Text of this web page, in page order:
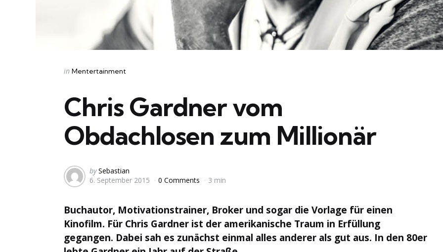
Categories
Posted
in Mentertainment
Chris Gardner vom
Obdachlosen zum Millionär
Posted
by
by Sebastian
6. September 2015
0 Comments 3 min
Buchautor, Motivationstrainer, Broker und sogar die Vorlage für einen
Kinofilm. Für Chris Gardner ist der amerikanische Traum in Erfüllung
gegangen. Dabei sah es zunächst einmal alles anderer als gut aus. In den 80er